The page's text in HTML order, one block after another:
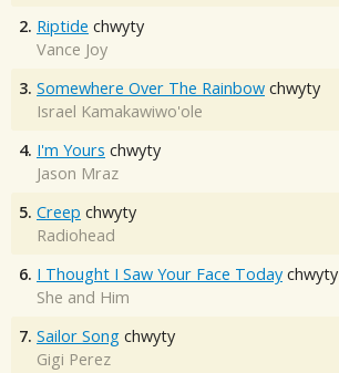
2. Riptide chwyty
Vance Joy
3. Somewhere Over The Rainbow chwyty
Israel Kamakawiwo'ole
4. I'm Yours chwyty
Jason Mraz
5. Creep chwyty
Radiohead
6. I Thought I Saw Your Face Today chwyty
She and Him
7. Sailor Song chwyty
Gigi Perez